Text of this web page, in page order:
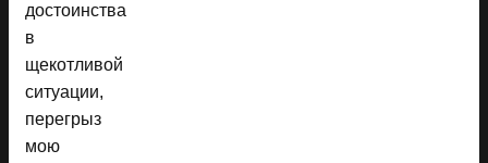
достоинства
в
щекотливой
ситуации,
перегрыз
мою